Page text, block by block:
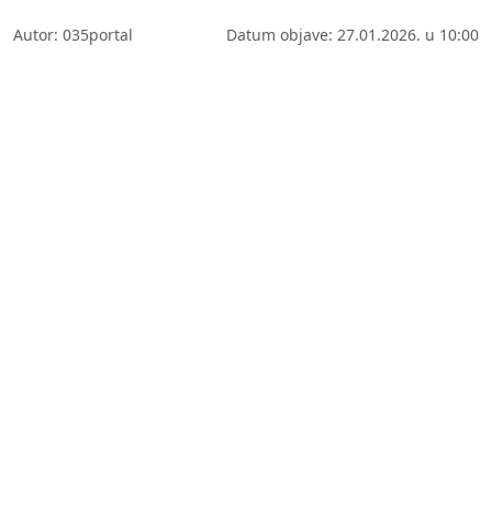
Autor: 035portal Datum objave: 27.01.2026. u 10:00